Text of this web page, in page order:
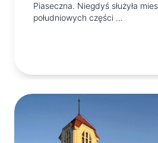
Piaseczna. Niegdyś służyła
południowych części …